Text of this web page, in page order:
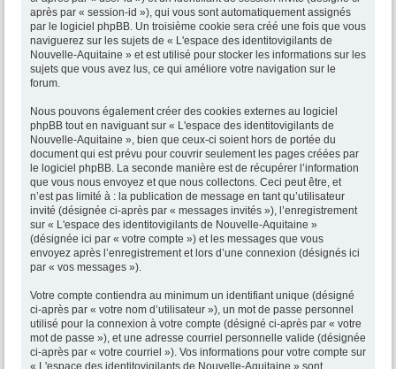
après par « session-id »), qui vous sont automatiquement assignés
par le logiciel phpBB. Un troisième cookie sera créé une fois que vous
naviguerez sur les sujets de « L'espace des identitovigilants de
Nouvelle-Aquitaine » et est utilisé pour stocker les informations sur les
sujets que vous avez lus, ce qui améliore votre navigation sur le
forum.
Nous pouvons également créer des cookies externes au logiciel
phpBB tout en naviguant sur « L'espace des identitovigilants de
Nouvelle-Aquitaine », bien que ceux-ci soient hors de portée du
document qui est prévu pour couvrir seulement les pages créées par
le logiciel phpBB. La seconde manière est de récupérer l’information
que vous nous envoyez et que nous collectons. Ceci peut être, et
n’est pas limité à : la publication de message en tant qu’utilisateur
invité (désignée ci-après par « messages invités »), l’enregistrement
sur « L'espace des identitovigilants de Nouvelle-Aquitaine »
(désignée ici par « votre compte ») et les messages que vous
envoyez après l’enregistrement et lors d’une connexion (désignés ici
par « vos messages »).
Votre compte contiendra au minimum un identifiant unique (désigné
ci-après par « votre nom d’utilisateur »), un mot de passe personnel
utilisé pour la connexion à votre compte (désigné ci-après par « votre
mot de passe »), et une adresse courriel personnelle valide (désignée
ci-après par « votre courriel »). Vos informations pour votre compte sur
« L'espace des identitovigilants de Nouvelle-Aquitaine » sont